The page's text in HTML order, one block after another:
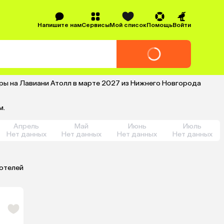
Напишите намСервисыМой списокПомощьВойти
на Лавиани Атолл в марте 2027 из Нижнего Новгорода
Апрель
Нет данных
Май
Нет данных
Июнь
Нет данных
Июль
Нет данных